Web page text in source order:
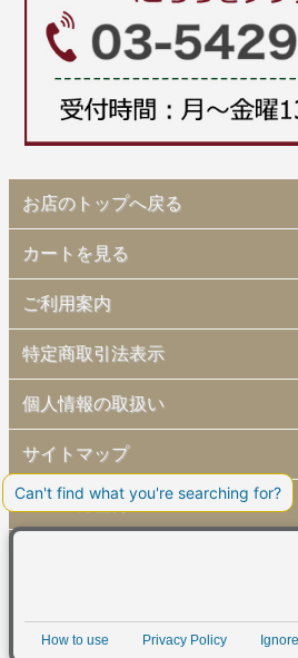
お店のトップへ戻る
カートを見る
ご利用案内
特定商取引法表示
個人情報の取扱い
サイトマップ
メルマガ登録
copyright (c) 2013 Barenplatte